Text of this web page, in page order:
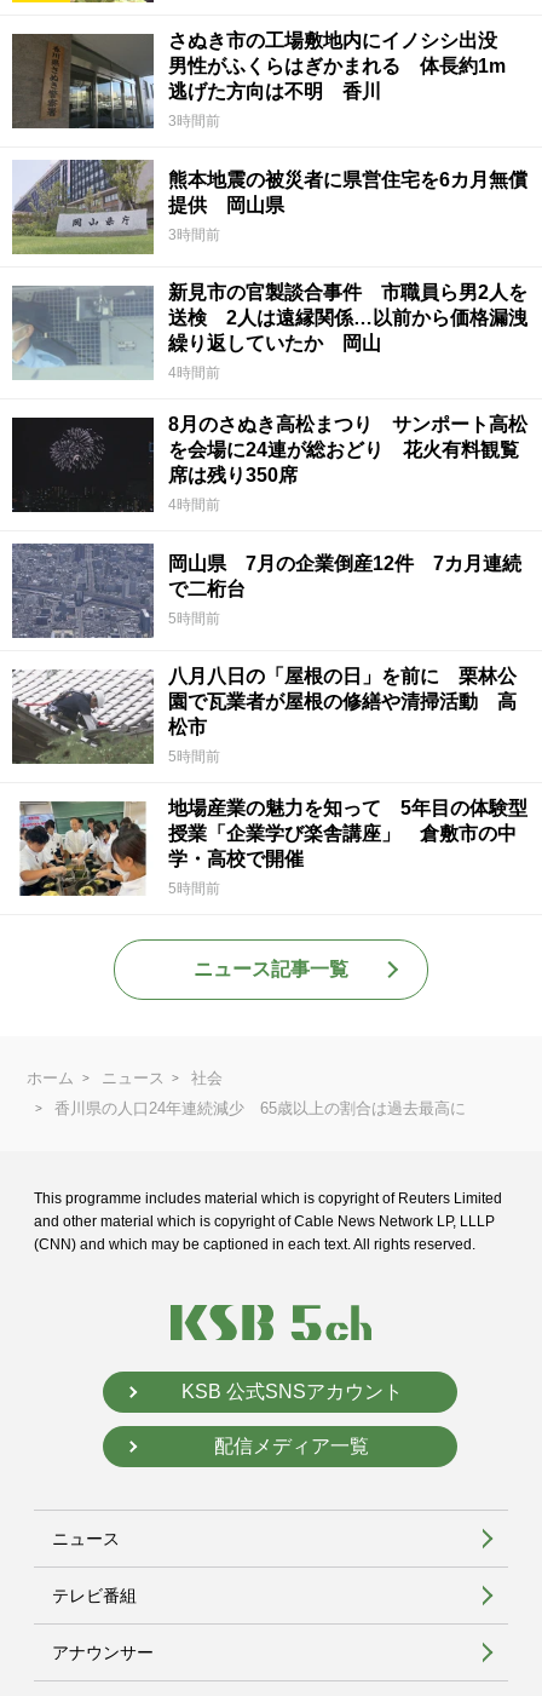
さぬき市の工場敷地内にイノシシ出没
男性がふくらはぎかまれる 体長約1m
逃げた方向は不明 香川
3時間前
熊本地震の被災者に県営住宅を6カ月無償
提供 岡山県
3時間前
新見市の官製談合事件 市職員ら男2人を
送検 2人は遠縁関係…以前から価格漏洩
繰り返していたか 岡山
4時間前
8月のさぬき高松まつり サンポート高松
を会場に24連が総おどり 花火有料観覧
席は残り350席
4時間前
岡山県 7月の企業倒産12件 7カ月連続
で二桁台
5時間前
八月八日の「屋根の日」を前に 栗林公
園で瓦業者が屋根の修繕や清掃活動 高
松市
5時間前
地場産業の魅力を知って 5年目の体験型
授業「企業学び楽舎講座」 倉敷市の中
学・高校で開催
5時間前
ニュース記事一覧
ホーム ニュース
社会
香川県の人口24年連続減少 65歳以上の割合は過去最高に
This programme includes material which is copyright of Reuters Limited
and other material which is copyright of Cable News Network LP, LLLP
(CNN) and which may be captioned in each text. All rights reserved.
KSB 公式SNSアカウント
配信メディア一覧
ニュース
テレビ番組
アナウンサー